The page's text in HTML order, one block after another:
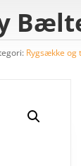
Rygsække og